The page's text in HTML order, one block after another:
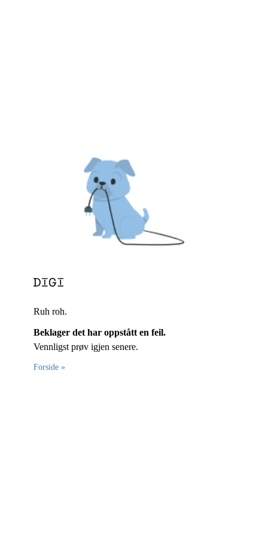
Ruh roh.
Beklager det har oppstått en feil.
Vennligst prøv igjen senere.
Forside »